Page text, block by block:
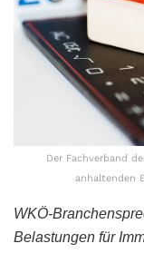
Der Fachverband
anhaltenden
WKÖ-
Belastungen für